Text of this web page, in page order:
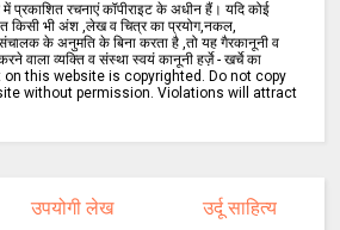
प्रकाशित रचनाएं कॉपीराइट के अधीन हैं। यदि कोई
किसी भी अंश ,लेख व चित्र का प्रयोग,नकल,
के अनुमति के बिना करता है ,तो यह गैरकानूनी व
वाला व्यक्ति व संस्था स्वयं कानूनी हर्ज़े - खर्चे का
on this website is copyrighted. Do not copy
without permission. Violations will attract
उपयोगी लेख उर्दू साहित्य